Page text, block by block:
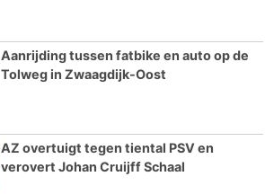
Aanrijding tussen fatbike en auto op de
Tolweg in Zwaagdijk-Oost
AZ overtuigt tegen tiental PSV en
verovert Johan Cruijff Schaal